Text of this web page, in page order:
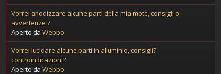
Vorrei anodizzare alcune parti della mia moto, consigli o
avvertenze ?
Aperto da Webbo
Vorrei lucidare alcune parti in alluminio, consigli?
controindicazioni?
Aperto da Webbo